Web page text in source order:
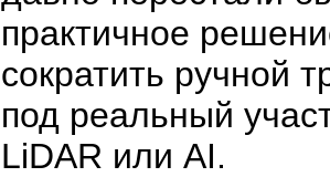
практичное
сократить ручной
под реальный
LiDAR или AI.